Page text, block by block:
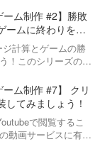
ら、経験値
る。（経験
げる。60
うにす
力値（攻
mv.c…
ーム制作 #2】勝敗
ームに終わりを設
計算とゲームの勝
！このシリーズの動
作 #7】 クリ
してみましょう！
で閲覧するこ
動画サービスに有料